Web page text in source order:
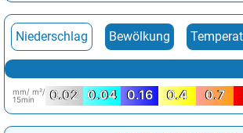
Niederschlag Bewölkung
mm/ m²/
15min
0.02 0.04 0.16 0.4 0.7